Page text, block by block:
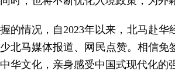
的情况，自2023年以来，北马赴
北马媒体报道、网民点赞。相信
华文化，亲身感受中国式现代化的